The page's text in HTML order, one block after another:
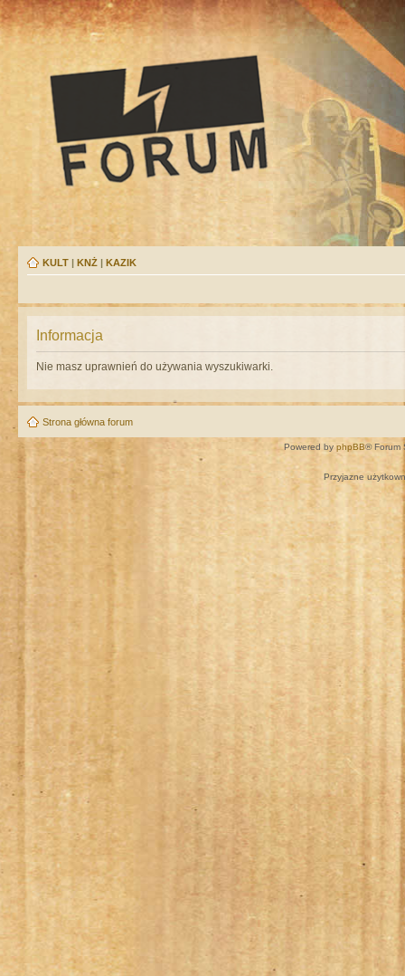
KULT | KNŻ | KAZIK
Informacja
Nie masz uprawnień do używania wyszukiwarki.
Strona główna forum
Powered by phpBB® Forum
Przyjazne